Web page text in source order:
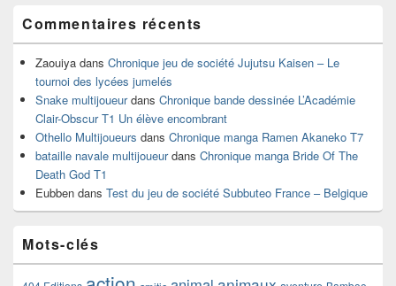
Commentaires récents
Zaouiya dans Chronique jeu de société Jujutsu Kaisen – Le
tournoi des lycées jumelés
Snake multijoueurdans Chronique bande dessinée L’Académie
Clair-Obscur T1 Un élève encombrant
Othello Multijoueurs dans Chronique manga Ramen Akaneko T7
bataille navale multijoueurdans Chronique manga Bride Of The
Death God T1
Eubben dans Test du jeu de société Subbuteo France – Belgique
Mots-clés